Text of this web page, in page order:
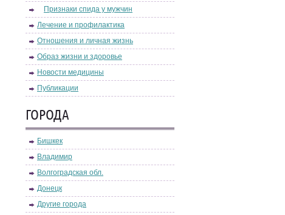
Признаки спида у мужчин
Лечение и профилактика
Отношения и личная жизнь
Образ жизни и здоровье
Новости медицины
Публикации
ГОРОДА
Бишкек
Владимир
Волгоградская обл.
Донецк
Другие города